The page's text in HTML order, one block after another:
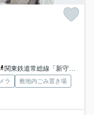
関東鉄道常総線「新守谷」駅 徒歩42分
ラ
敷地内ごみ置き場